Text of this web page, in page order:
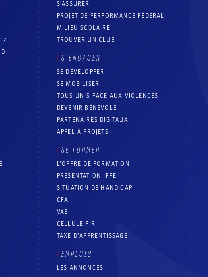
S’ASSURER
PROJET DE PERFORMANCE FÉDÉRAL
MILIEU SCOLAIRE
TROUVER UN CLUB
S’ENGAGER
SE DÉVELOPPER
SE MOBILISER
TOUS UNIS FACE AUX VIOLENCES
DEVENIR BÉNÉVOLE
PARTENAIRES DIGITAUX
APPEL À PROJETS
SE FORMER
L’OFFRE DE FORMATION
PRÉSENTATION IFFE
SITUATION DE HANDICAP
CFA
VAE
CELLULE FIR
TAXE D’APPRENTISSAGE
EMPLOIS
LES ANNONCES